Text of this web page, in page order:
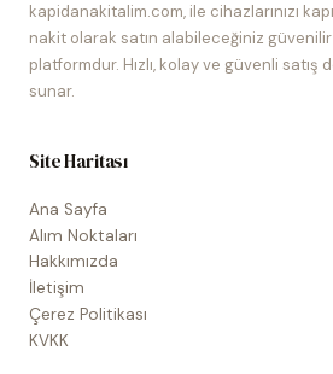
kapidanakitalim.com, ile cihazlarınızı
nakit olarak satın alabileceğiniz
platformdur. Hızlı, kolay ve güvenli satış
sunar.
Site Haritası
Ana Sayfa
Alım Noktaları
Hakkımızda
İletişim
Çerez Politikası
KVKK